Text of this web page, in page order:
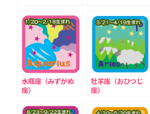
水瓶座（みずがめ
座）
牡羊座（おひつじ
座）